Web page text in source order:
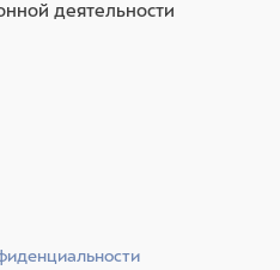
деятельности